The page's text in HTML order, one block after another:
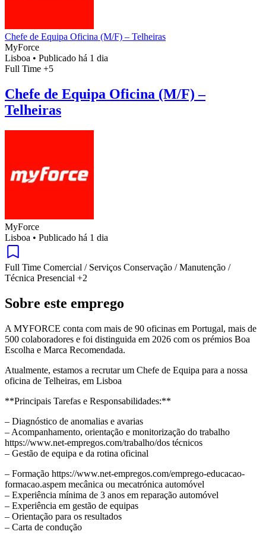
Chefe de Equipa Oficina (M/F) – Telheiras
MyForce
Lisboa • Publicado há 1 dia
Full Time +5
Chefe de Equipa Oficina (M/F) –
Telheiras
MyForce
Lisboa • Publicado há 1 dia
Full Time Comercial / Serviços Conservação / Manutenção /
Técnica Presencial +2
Sobre este emprego
A MYFORCE conta com mais de 90 oficinas em Portugal, mais de
500 colaboradores e foi distinguida em 2026 com os prémios Boa
Escolha e Marca Recomendada.
Atualmente, estamos a recrutar um Chefe de Equipa para a nossa
oficina de Telheiras, em Lisboa
**Principais Tarefas e Responsabilidades:**
– Diagnóstico de anomalias e avarias
– Acompanhamento, orientação e monitorização do trabalho
https://www.net-empregos.com/trabalho/dos técnicos
– Gestão de equipa e da rotina oficinal
– Formação https://www.net-empregos.com/emprego-educacao-
formacao.aspem mecânica ou mecatrónica automóvel
– Experiência mínima de 3 anos em reparação automóvel
– Experiência em gestão de equipas
– Orientação para os resultados
– Carta de condução